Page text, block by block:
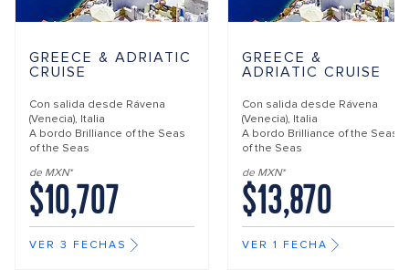
GREECE & ADRIATIC
CRUISE
Con salida desde Rávena
(Venecia), Italia
A bordo Brilliance of the Seas
of the Seas
de MXN*
$10,707
VER 3 FECHAS
GREECE &
ADRIATIC CRUISE
Con salida desde Rávena
(Venecia), Italia
A bordo Brilliance of the Seas
of the Seas
de MXN*
$13,870
VER 1 FECHA